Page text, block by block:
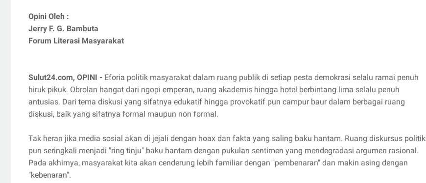
Opini Oleh :
Jerry F. G. Bambuta
Forum Literasi Masyarakat
Sulut24.com, OPINI - Eforia politik masyarakat dalam ruang publik di setiap pesta demokrasi selalu ramai penuh
hiruk pikuk. Obrolan hangat dari ngopi emperan, ruang akademis hingga hotel berbintang lima selalu penuh
antusias. Dari tema diskusi yang sifatnya edukatif hingga provokatif pun campur baur dalam berbagai ruang
diskusi, baik yang sifatnya formal maupun non formal.
Tak heran jika media sosial akan di jejali dengan hoax dan fakta yang saling baku hantam. Ruang diskursus politik
pun seringkali menjadi "ring tinju" baku hantam dengan pukulan sentimen yang mendegradasi argumen rasional.
Pada akhirnya, masyarakat kita akan cenderung lebih familiar dengan "pembenaran" dan makin asing dengan
"kebenaran".